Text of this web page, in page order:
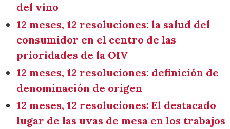
del vino
12 meses, 12 resoluciones: la salud del
consumidor en el centro de las
prioridades de la OIV
12 meses, 12 resoluciones: definición de
denominación de origen
12 meses, 12 resoluciones: El destacado
lugar de las uvas de mesa en los trabajos